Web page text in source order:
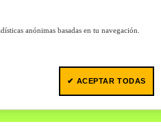
anónimas basadas en tu navegación.
✔ ACEPTAR TODAS